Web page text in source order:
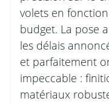
volets en
budget. La pose
les délais
et parfaitement
impeccable :
matériaux